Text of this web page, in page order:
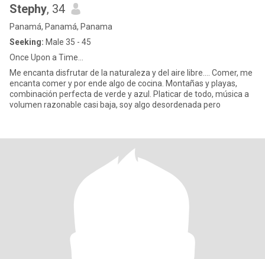
Stephy, 34
Panamá, Panamá, Panama
Seeking: Male 35 - 45
Once Upon a Time...
Me encanta disfrutar de la naturaleza y del aire libre.... Comer, me
encanta comer y por ende algo de cocina. Montañas y playas,
combinación perfecta de verde y azul. Platicar de todo, música a
volumen razonable casi baja, soy algo desordenada pero